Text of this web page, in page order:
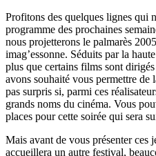
Profitons des quelques lignes qui
programme des prochaines
nous projetterons le palmarès
imag’essonne. Séduits par la
plus que certains films sont
avons souhaité vous permettre de
pas surpris si, parmi ces
grands noms du cinéma. Vous
places pour cette soirée qui sera
Mais avant de vous présenter ces
accueillera un autre festival,